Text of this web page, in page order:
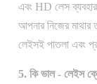
এবং HD লেস
আপনার নিজের
লেইসই পাতলা এবং
5. কি ভাল - লেইস